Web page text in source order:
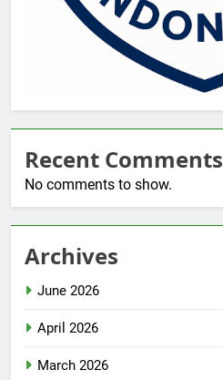
Recent Comments
No comments to show.
Archives
June 2026
April 2026
March 2026